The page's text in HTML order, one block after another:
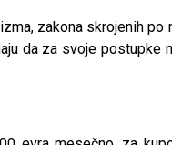
zakona skrojenih po
da za svoje postupke